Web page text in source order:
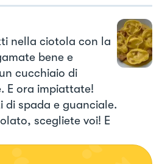
nella ciotola con la
bene e
cucchiaio di
E ora impiattate!
di spada e guanciale.
scegliete voi! E